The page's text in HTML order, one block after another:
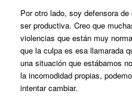
Por otro lado, soy defensora
ser productiva. Creo que
violencias que están muy
que la culpa es esa llamarada
una situación que estábamos
la incomodidad propias,
intentar cambiar.